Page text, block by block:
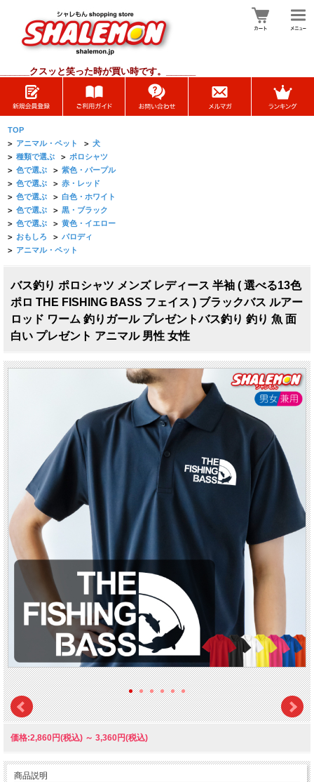
クスッと笑った時が買い時です。______
TOP
> アニマル・ペット > 犬
> 種類で選ぶ > ポロシャツ
> 色で選ぶ > 紫色・パープル
> 色で選ぶ > 赤・レッド
> 色で選ぶ > 白色・ホワイト
> 色で選ぶ > 黒・ブラック
> 色で選ぶ > 黄色・イエロー
> おもしろ > パロディ
> アニマル・ペット
バス釣り ポロシャツ メンズ レディース 半袖 ( 選べる13色
ポロ THE FISHING BASS フェイス ) ブラックバス ルアー
ロッド ワーム 釣りガール プレゼントバス釣り 釣り 魚 面
白い プレゼント アニマル 男性 女性
価格:2,860円(税込) ～ 3,360円(税込)
商品説明